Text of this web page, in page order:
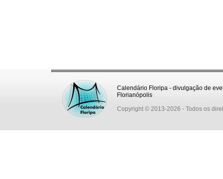
Calendário Floripa - divulgação de
Florianópolis
Copyright © 2013-2026 - Todos os